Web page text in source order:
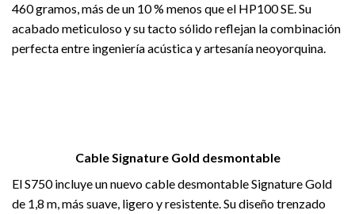
460 gramos, más de un 10 % menos que el HP100 SE. Su
acabado meticuloso y su tacto sólido reflejan la combinación
perfecta entre ingeniería acústica y artesanía neoyorquina.
Cable Signature Gold desmontable
El S750 incluye un nuevo cable desmontable Signature Gold
de 1,8 m, más suave, ligero y resistente. Su diseño trenzado